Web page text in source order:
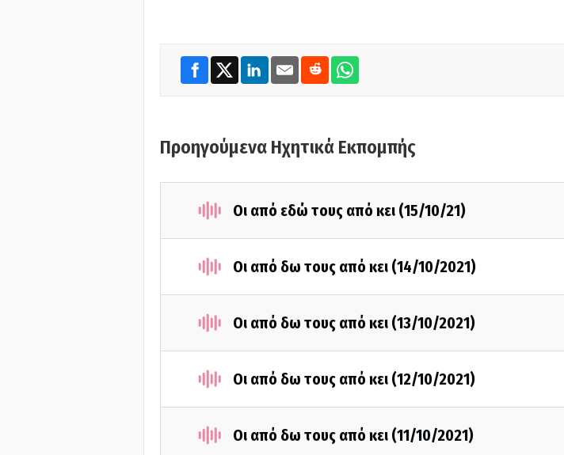
Προηγούμενα Ηχητικά Εκπομπής
Οι από εδώ τους από κει (15/10/21)
Οι από δω τους από κει (14/10/2021)
Οι από δω τους από κει (13/10/2021)
Οι από δω τους από κει (12/10/2021)
Οι από δω τους από κει (11/10/2021)